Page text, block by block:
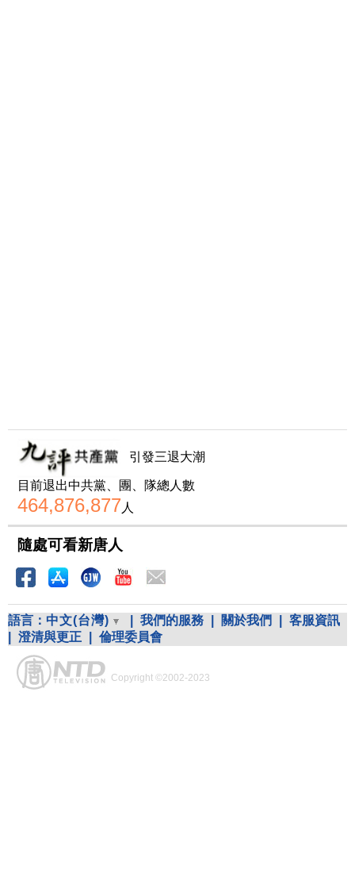
引發三退大潮
目前退出中共黨、團、隊總人數
464,876,877人
隨處可看新唐人
語言： 中文(台灣) 我們的服務 關於我們
客服資訊
澄清與更正 倫理委員會
Copyright ©2002-2023